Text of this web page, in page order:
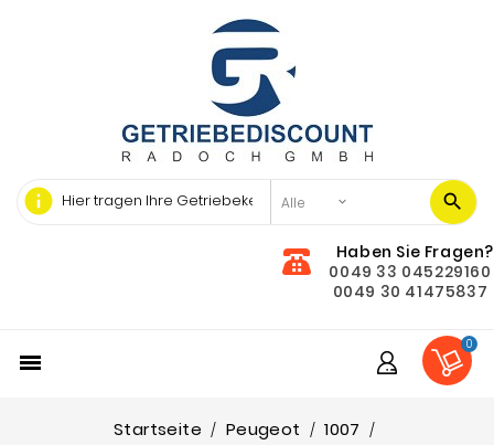
info
Haben Sie Fragen?
0049 33 045229160
0049 30 41475837

0
Startseite Peugeot
1007